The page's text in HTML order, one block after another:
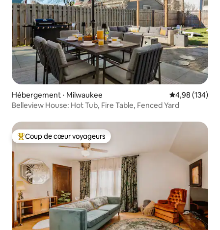
Hébergement ⋅ Milwaukee Évaluation
4,98 (134)
Belleview House: Hot Tub, Fire Table, Fenced Yard
Coups de cœur voyageurs les plus appréciés
Coup de cœur voyageurs